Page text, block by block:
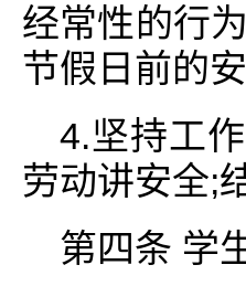
经常性的行
节假日前的
4.坚持工
劳动讲安全;
第四条 学